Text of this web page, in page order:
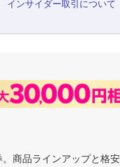
インサイダー取引について
商品ラインアップと格